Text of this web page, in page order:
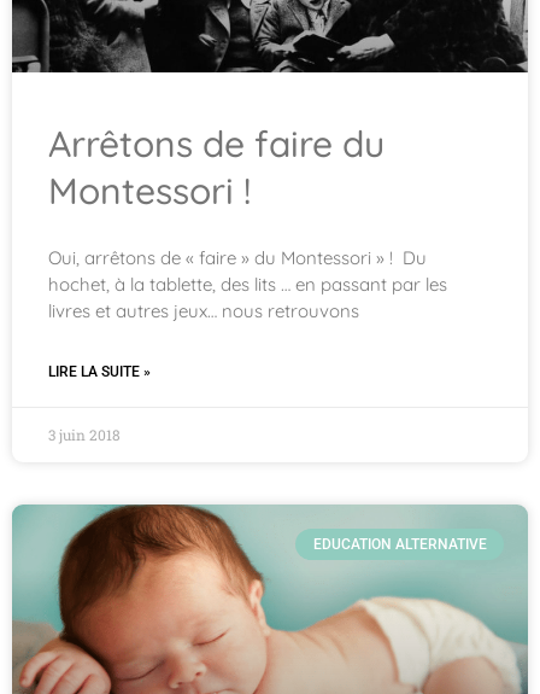
Arrêtons de faire du
Montessori !
Oui, arrêtons de « faire » du Montessori » ! Du
hochet, à la tablette, des lits … en passant par les
livres et autres jeux… nous retrouvons
LIRE LA SUITE »
3 juin 2018
EDUCATION ALTERNATIVE